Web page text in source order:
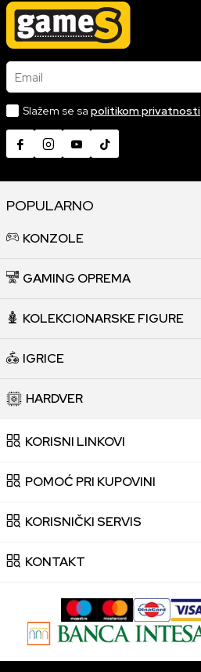
Email
Slažem se sa politikom privatnosti
POPULARNO
KONZOLE
GAMING OPREMA
KOLEKCIONARSKE FIGURE
IGRICE
HARDVER
KORISNI LINKOVI
POMOĆ PRI KUPOVINI
KORISNIČKI SERVIS
KONTAKT